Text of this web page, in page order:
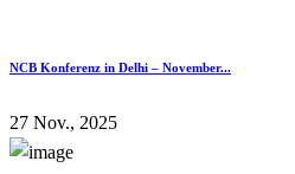
NCB Konferenz in Delhi – November...
27 Nov., 2025